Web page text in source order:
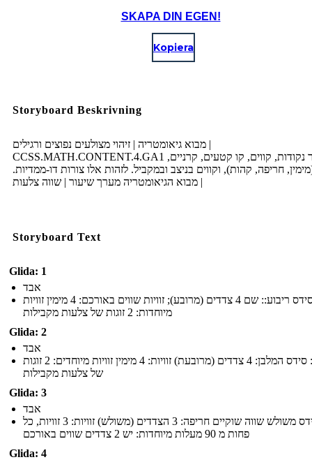
SKAPA DIN EGEN!
Kopiera
Storyboard Beskrivning
מבוא גיאומטריה | זיהוי מצולעים נפוצים ורגילים |
CCSS.MATH.CONTENT.4.GA1 צייר נקודות, קווים, קו קטעים, קרניים,
(מימין, חריפה, קהות), וקווים בניצב ובמקביל. לזהות אלו צורות דו-ממדיות.
| מבוא הגיאומטריה מערך שיעור | שווה צלעות
Storyboard Text
Glida: 1
אבד
סידס ריבוע:: שם 4 צדדים (מרובע); זוויות שווים באורכם: 4 מימין זוויות
מיוחדות: 2 זוגות של צלעות מקבילות
Glida: 2
אבד
שם: סידס המלבן: 4 צדדים (מרובעת) זוויות: 4 מימין זוויות מיוחדים: 2 זוגות
של צלעות מקבילות
Glida: 3
אבד
שם: סידס משולש שווה שוקיים חריפה: 3 הצדדים (משולש) זוויות: 3 זוויות, כל
פחות מ 90 מעלות מיוחדות: יש 2 צדדים שווים באורכם
Glida: 4